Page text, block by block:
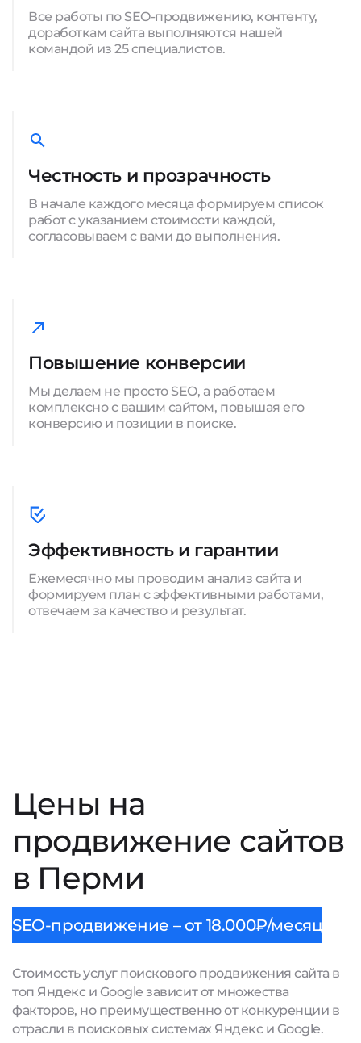
Все работы по SEO-продвижению, контенту,
доработкам сайта выполняются нашей
командой из 25 специалистов.
Честность и прозрачность
В начале каждого месяца формируем список
работ с указанием стоимости каждой,
согласовываем с вами до выполнения.
Повышение конверсии
Мы делаем не просто SEO, а работаем
комплексно с вашим сайтом, повышая его
конверсию и позиции в поиске.
Эффективность и гарантии
Ежемесячно мы проводим анализ сайта и
формируем план с эффективными работами,
отвечаем за качество и результат.
Цены на
продвижение сайтов
в Перми
SEO-продвижение – от 18.000₽/месяц
Стоимость услуг поискового продвижения сайта в
топ Яндекс и Google зависит от множества
факторов, но преимущественно от конкуренции в
отрасли в поисковых системах Яндекс и Google.